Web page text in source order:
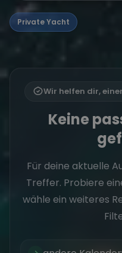
Private Yacht
Wir helfen dir,
Keine
Für deine aktuelle
Treffer. Probiere
wähle ein weiteres